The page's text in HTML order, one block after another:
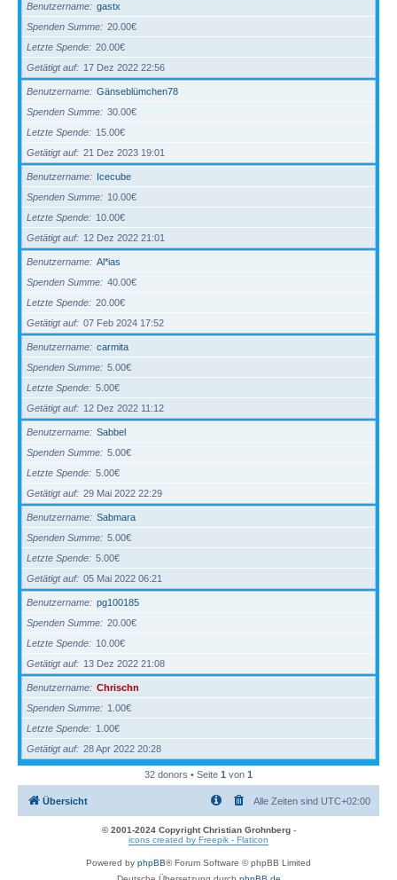
Benutzername
gastx
Spenden Summe
20.00€
Letzte Spende
20.00€
Getätigt auf
17 Dez 2022 22:56
Benutzername
Gänseblümchen78
Spenden Summe
30.00€
Letzte Spende
15.00€
Getätigt auf
21 Dez 2023 19:01
Benutzername
Icecube
Spenden Summe
10.00€
Letzte Spende
10.00€
Getätigt auf
12 Dez 2022 21:01
Benutzername
Al*ias
Spenden Summe
40.00€
Letzte Spende
20.00€
Getätigt auf
07 Feb 2024 17:52
Benutzername
carmita
Spenden Summe
5.00€
Letzte Spende
5.00€
Getätigt auf
12 Dez 2022 11:12
Benutzername
Sabbel
Spenden Summe
5.00€
Letzte Spende
5.00€
Getätigt auf
29 Mai 2022 22:29
Benutzername
Sabmara
Spenden Summe
5.00€
Letzte Spende
5.00€
Getätigt auf
05 Mai 2022 06:21
Benutzername
pg100185
Spenden Summe
20.00€
Letzte Spende
10.00€
Getätigt auf
13 Dez 2022 21:08
Benutzername
Chrischn
Spenden Summe
1.00€
Letzte Spende
1.00€
Getätigt auf
28 Apr 2022 20:28
32 donors • Seite 1 von 1
Übersicht Alle Zeiten sind UTC+02:00
© 2001-2024 Copyright Christian Grohnberg-
icons created by Freepik - Flaticon
Powered by phpBB® Forum Software © phpBB Limited